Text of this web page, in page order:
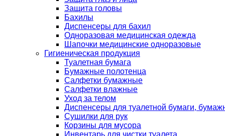
Защита головы
Бахилы
Диспенсеры для бахил
Одноразовая медицинская одежда
Шапочки медицинские одноразовые
Гигиеническая продукция
Туалетная бумага
Бумажные полотенца
Салфетки бумажные
Салфетки влажные
Уход за телом
Диспенсеры для туалетной бумаги,
Сушилки для рук
Корзины для мусора
Инвентарь для чистки туалета